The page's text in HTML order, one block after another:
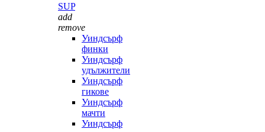
SUP
add
remove
Уиндсърф
финки
Уиндсърф
удължители
Уиндсърф
гикове
Уиндсърф
мачти
Уиндсърф